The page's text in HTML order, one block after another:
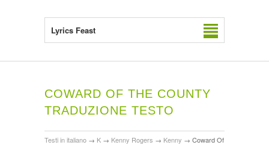
Lyrics Feast
COWARD OF THE COUNTY
TRADUZIONE TESTO
Testi in italiano → K → Kenny Rogers → Kenny → Coward Of